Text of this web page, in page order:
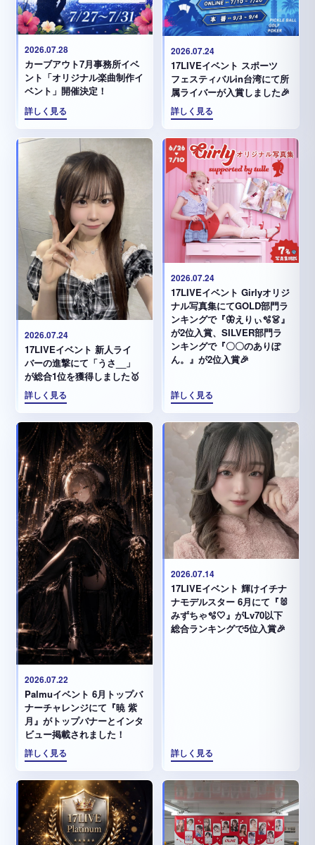
2026.07.28
カーブアウト7月事務所イベ
ント「オリジナル楽曲制作イ
ベント」開催決定！
詳しく見る
2026.07.24
17LIVEイベント スポーツ
フェスティバルin台湾にて所
属ライバーが入賞しました🎉
詳しく見る
2026.07.24
17LIVEイベント 新人ライ
バーの進撃にて「うさ__」
が総合1位を獲得しました🥇
詳しく見る
2026.07.24
17LIVEイベント Girlyオリジ
ナル写真集にてGOLD部門ラ
ンキングで『🦋えりぃ🫧👗』
が2位入賞、SILVER部門ラ
ンキングで『〇〇のありぽ
ん。』が2位入賞🎉
詳しく見る
2026.07.22
Palmuイベント 6月トップバ
ナーチャレンジにて『暁 紫
月』がトップバナーとインタ
ビュー掲載されました！
詳しく見る
2026.07.14
17LIVEイベント 輝けイチナ
ナモデルスター 6月にて『🐰
みずちゃ️🫧🤍』がLv70以下
総合ランキングで5位入賞🎉
詳しく見る